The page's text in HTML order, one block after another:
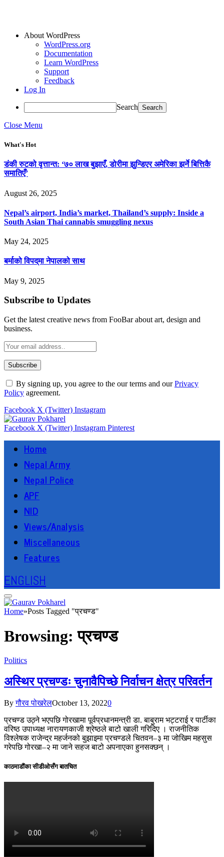
About WordPress
WordPress.org
Documentation
Learn WordPress
Support
Feedback
Log In
Search
Close Menu
What's Hot
डंकी रुटको वृत्तान्त: ‘७० लाख बुझाएँ, डोरीमा झुन्डिएर अमेरिका झर्ने बित्तिकै
समातिएँ’
August 26, 2025
Nepal’s airport, India’s market, Thailand’s supply: Inside a
South Asian Thai cannabis smuggling nexus
May 24, 2025
बर्माको विपद्‌मा नेपालको साथ
May 9, 2025
Subscribe to Updates
Get the latest creative news from FooBar about art, design and
business.
By signing up, you agree to the our terms and ourPrivacy
Policy agreement.
Facebook X (Twitter) Instagram
Facebook X (Twitter) Instagram Pinterest
Home
Nepal Army
Nepal Police
APF
NID
Views/Analysis
Miscellaneous
Features
ENGLISH
Home»Posts Tagged "प्रचण्ड"
Browsing:प्रचण्ड
Politics
अस्थिर प्रचण्डः चुनावैपिच्छे निर्वाचन क्षेत्र परिवर्तन
By गौरव पोखरेलOctober 13, 20220
प्रचण्ड उठ्ने भएपछि गोरखामा पूर्वप्रधानमन्त्री डा. बाबुराम भट्टराई र पार्टीका
वरिष्ठ उपाध्यक्ष नारायणकाजी श्रेष्ठले बाटो खाली गरिदिए । राजनीतिक
विश्लेषक राजेन्द्र महर्जनको बुझाइमा प्रचण्डले चितवन–३ मा जोखिम महसुस
गरेपछि गोरखा–२ मा जाने सहज बाटो अपनाएका हुनसक्छन् ।
काठमाडौंका सीडीओसँग बातचित